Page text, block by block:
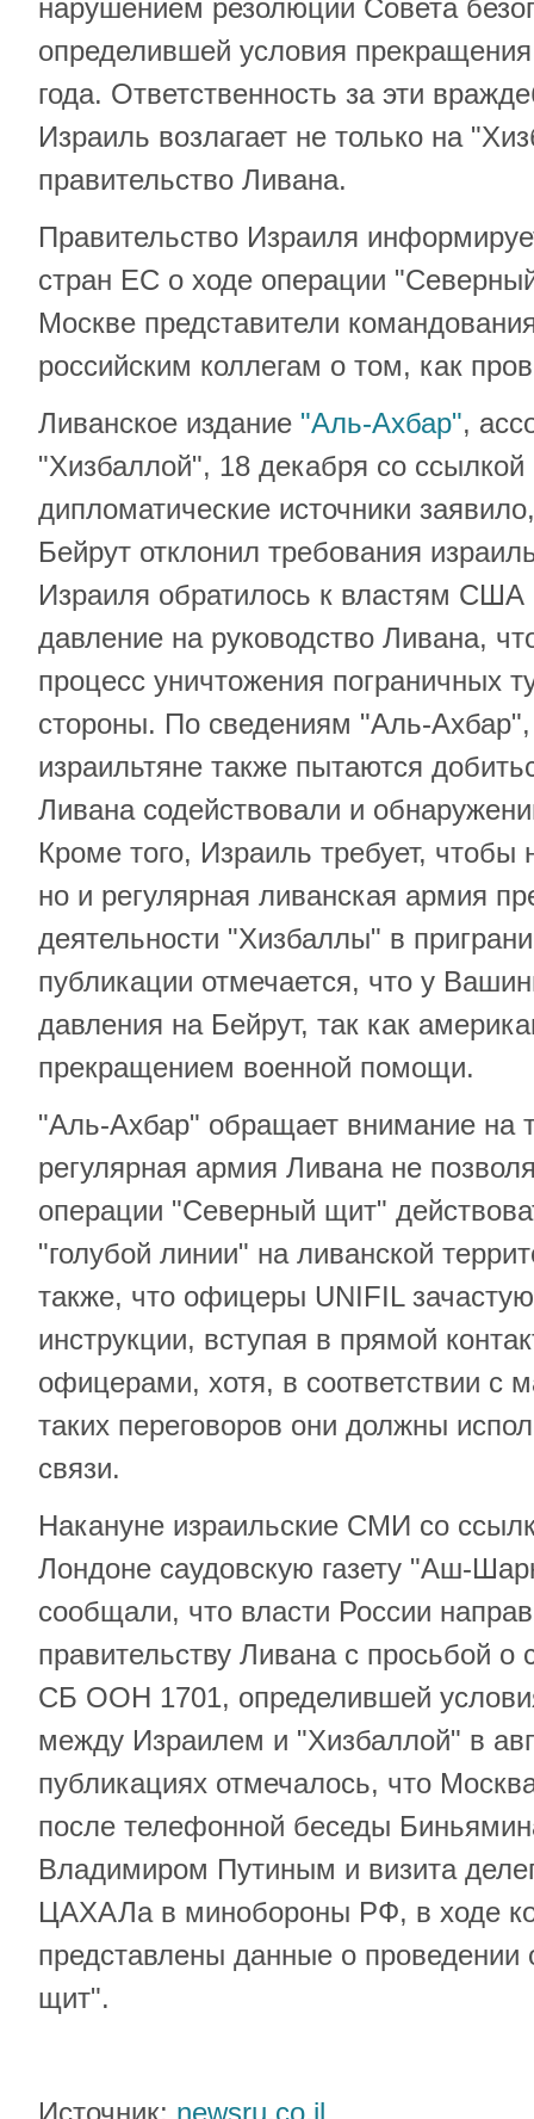
нарушением резолюции Совета
определившей условия прекращения
года. Ответственность за эти
Израиль возлагает не только на
правительство Ливана.
Правительство Израиля
стран ЕС о ходе операции
Москве представители
российским коллегам о том, как
Ливанское издание "Аль-Ахбар",
"Хизбаллой", 18 декабря со
дипломатические источники
Бейрут отклонил требования
Израиля обратилось к властям США
давление на руководство Ливана,
процесс уничтожения пограничных
стороны. По сведениям "Аль-
израильтяне также пытаются
Ливана содействовали и
Кроме того, Израиль требует,
но и регулярная ливанская армия
деятельности "Хизбаллы" в
публикации отмечается, что у
давления на Бейрут, так как
прекращением военной помощи.
"Аль-Ахбар" обращает внимание на
регулярная армия Ливана не
операции "Северный щит"
"голубой линии" на ливанской
также, что офицеры UNIFIL
инструкции, вступая в прямой
офицерами, хотя, в соответствии
таких переговоров они должны
связи.
Накануне израильские СМИ со
Лондоне саудовскую газету "Аш-
сообщали, что власти России
правительству Ливана с просьбой
СБ ООН 1701, определившей
между Израилем и "Хизбаллой" в
публикациях отмечалось, что
после телефонной беседы
Владимиром Путиным и визита
ЦАХАЛа в минобороны РФ, в ходе
представлены данные о
щит".
Источник: newsru.co.il